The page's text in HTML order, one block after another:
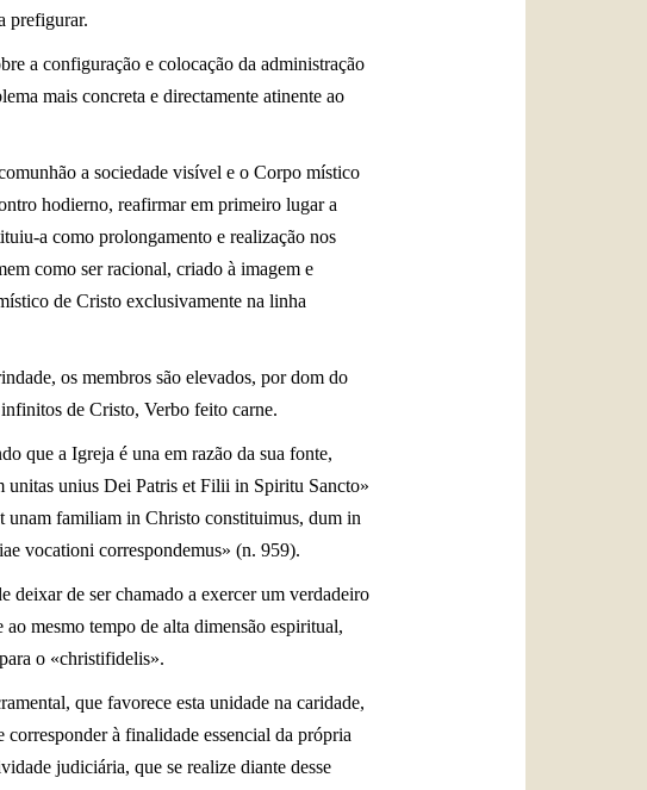
prefigurar.
a configuração e colocação da administração
mais concreta e directamente atinente ao
a sociedade visível e o Corpo místico
hodierno, reafirmar em primeiro lugar a
a como prolongamento e realização nos
como ser racional, criado à imagem e
de Cristo exclusivamente na linha
os membros são elevados, por dom do
de Cristo, Verbo feito carne.
que a Igreja é una em razão da sua fonte,
unitas unius Dei Patris et Filii in Spiritu Sancto»
familiam in Christo constituimus, dum in
vocationi correspondemus» (n. 959).
deixar de ser chamado a exercer um verdadeiro
mesmo tempo de alta dimensão espiritual,
o «christifidelis».
que favorece esta unidade na caridade,
à finalidade essencial da própria
judiciária, que se realize diante desse